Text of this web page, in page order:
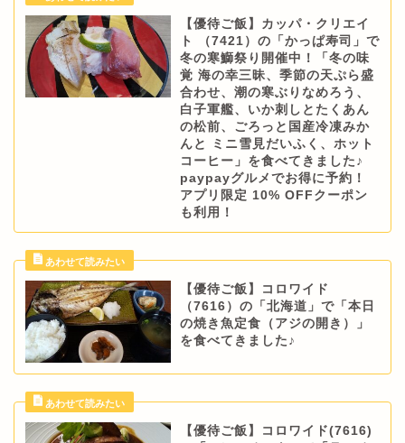
【優待ご飯】カッパ・クリエイ
ト （7421）の「かっぱ寿司」で
冬の寒鰤祭り開催中！「冬の味
覚 海の幸三昧、季節の天ぷら盛
合わせ、潮の寒ぶりなめろう、
白子軍艦、いか刺しとたくあん
の松前、ごろっと国産冷凍みか
んと ミニ雪見だいふく、ホット
コーヒー」を食べてきました♪
paypayグルメでお得に予約！
アプリ限定 10% OFFクーポン
も利用！
【優待ご飯】コロワイド
（7616）の「北海道」で「本日
の焼き魚定食（アジの開き）」
を食べてきました♪
【優待ご飯】コロワイド(7616)